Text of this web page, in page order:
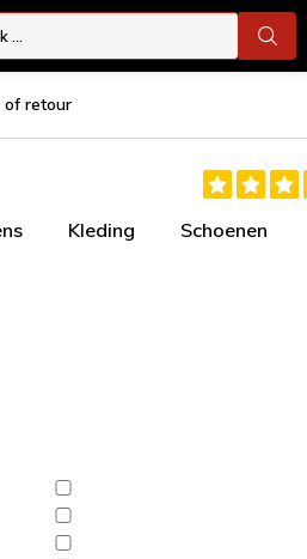
of retour
Kleding Schoenen